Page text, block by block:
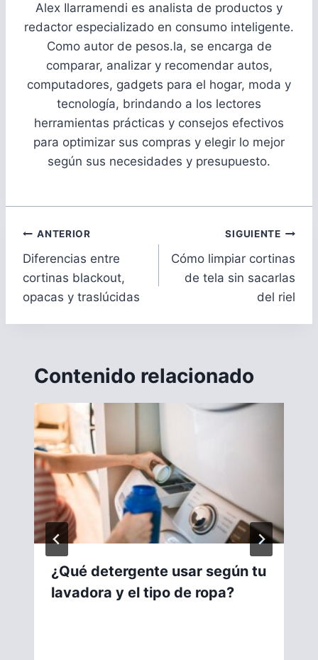
Alex Ilarramendi es analista de productos y
redactor especializado en consumo inteligente.
Como autor de pesos.la, se encarga de
comparar, analizar y recomendar autos,
computadores, gadgets para el hogar, moda y
tecnología, brindando a los lectores
herramientas prácticas y consejos efectivos
para optimizar sus compras y elegir lo mejor
según sus necesidades y presupuesto.
Navegación
de
entradas
ANTERIOR
Diferencias entre
cortinas blackout,
opacas y traslúcidas
SIGUIENTE
Cómo limpiar cortinas
de tela sin sacarlas
del riel
Contenido relacionado
¿Qué detergente usar según tu
lavadora y el tipo de ropa?